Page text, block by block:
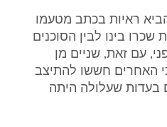
ראיות בכתב מטעמו
בינו לבין הסוכנים
עם זאת, שניים מן
האחרים חששו להתיצב
שעלולה היתה